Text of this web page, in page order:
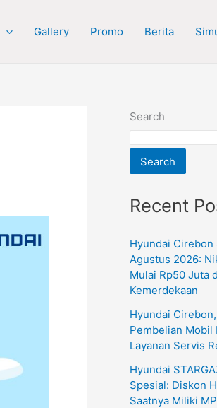
Gallery Promo Berita
Search
Search
Recent
Hyundai
Agustus 2026:
Mulai Rp50 Juta
Kemerdekaan
Hyundai
Pembelian Mobil
Layanan Servis
Hyundai
Spesial: Diskon
Saatnya Miliki